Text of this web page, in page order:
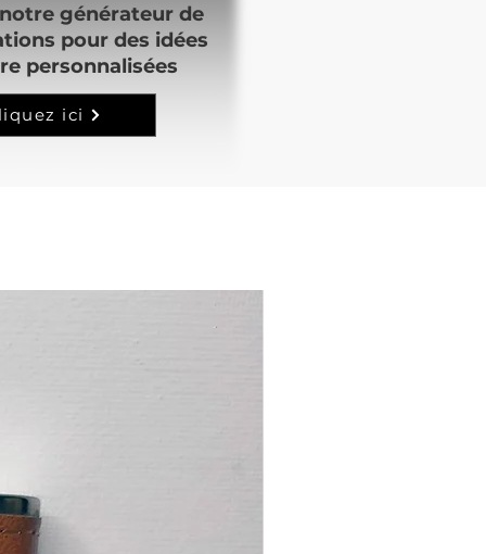
générateur de
pour des idées
personnalisées
ici